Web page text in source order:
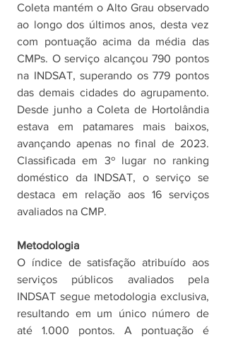
Coleta mantém o Alto Grau observado
ao longo dos últimos anos, desta vez
com pontuação acima da média das
CMPs. O serviço alcançou 790 pontos
na INDSAT, superando os 779 pontos
das demais cidades do agrupamento.
Desde junho a Coleta de Hortolândia
estava em patamares mais baixos,
avançando apenas no final de 2023.
Classificada em 3º lugar no ranking
doméstico da INDSAT, o serviço se
destaca em relação aos 16 serviços
avaliados na CMP.
Metodologia
O índice de satisfação atribuído aos
serviços públicos avaliados pela
INDSAT segue metodologia exclusiva,
resultando em um único número de
até 1.000 pontos. A pontuação é